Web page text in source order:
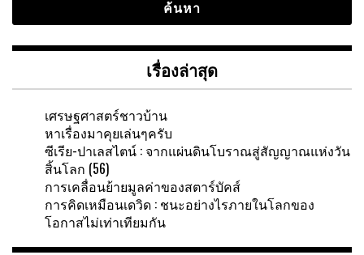
เรื่องล่าสุด
เศรษฐศาสตร์ชาวบ้าน
หาเรื่องมาคุยเล่นๆครับ
ซีเรีย-ปาเลสไตน์ : จากแผ่นดินโบราณสู่สัญญาณแห่งวัน
สิ้นโลก (56)
การเคลื่อนย้ายมูลค่าของสตาร์บัคส์
การคิดเหมือนเดวิด : ชนะอย่างไรภายในโลกของ
โอกาสไม่เท่าเทียมกัน